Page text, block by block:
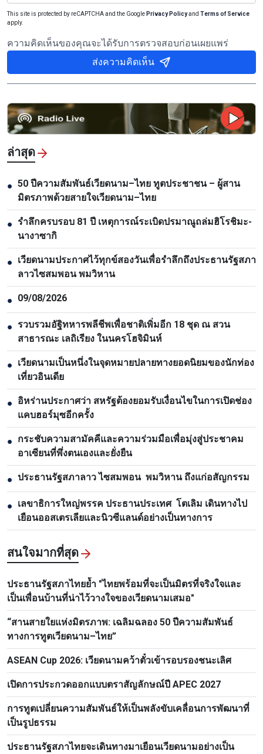
This site is protected by reCAPTCHA and the Google Privacy Policyand Terms of Service
apply.
ความคิดเห็นของคุณจะได้รับการตรวจสอบก่อนเผยแพร่
ส่งความคิดเห็น
ล่าสุด
● 50 ปีความสัมพันธ์เวียดนาม–ไทย ทูตประชาชน – ผู้สาน
มิตรภาพด้วยสายใจเวียดนาม–ไทย
● รำลึกครบรอบ 81 ปี เหตุการณ์ระเบิดปรมาณูถล่มฮิโรชิมะ-
นางาซากิ
● เวียดนามประกาศไว้ทุกข์สองวันเพื่อรำลึกถึงประธานรัฐสภา
ลาวไซสมพอน พมวิหาน
● 09/08/2026
● รวบรวมอัฐิทหารพลีชีพเพื่อชาติเพิ่มอีก 18 ชุด ณ สวน
สาธารณะ เลถิเรียง ในนครโฮจิมินห์
● เวียดนามเป็นหนึ่งในจุดหมายปลายทางยอดนิยมของนักท่อง
เที่ยวอินเดีย
● อิหร่านประกาศว่า สหรัฐต้องยอมรับเงื่อนไขในการเปิดช่อง
แคบฮอร์มุซอีกครั้ง
● กระชับความสามัคคีและความร่วมมือเพื่อมุ่งสู่ประชาคม
อาเซียนที่พึ่งตนเองและยั่งยืน
● ประธานรัฐสภาลาว ไซสมพอน พมวิหาน ถึงแก่อสัญกรรม
● เลขาธิการใหญ่พรรค ประธานประเทศ โตเลิม เดินทางไป
เยือนออสเตรเลียและนิวซีแลนด์อย่างเป็นทางการ
สนใจมากที่สุด
ประธานรัฐสภาไทยย้ำ "ไทยพร้อมที่จะเป็นมิตรที่จริงใจและ
เป็นเพื่อนบ้านที่น่าไว้วางใจของเวียดนามเสมอ"
“สานสายใยแห่งมิตรภาพ: เฉลิมฉลอง 50 ปีความสัมพันธ์
ทางการทูตเวียดนาม–ไทย”
ASEAN Cup 2026: เวียดนามคว้าตั๋วเข้ารอบรองชนะเลิศ
เปิดการประกวดออกแบบตราสัญลักษณ์ปี APEC 2027
การทูตเปลี่ยนความสัมพันธ์ให้เป็นพลังขับเคลื่อนการพัฒนาที่
เป็นรูปธรรม
ประธานรัฐสภาไทยจะเดินทางมาเยือนเวียดนามอย่างเป็น